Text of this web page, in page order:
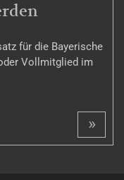
für die Bayerische
Vollmitglied im
»